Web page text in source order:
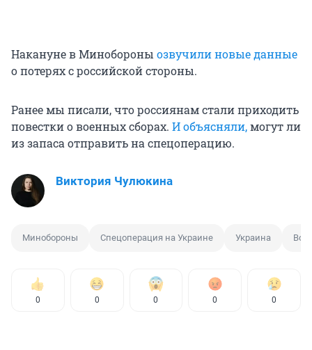
Накануне в Минобороны озвучили новые данные
о потерях с российской стороны.
Ранее мы писали, что россиянам стали приходить
повестки о военных сборах. И объясняли,могут ли
из запаса отправить на спецоперацию.
Виктория Чулюкина
Минобороны Спецоперация на Украине Украина
0 0 0 0 0